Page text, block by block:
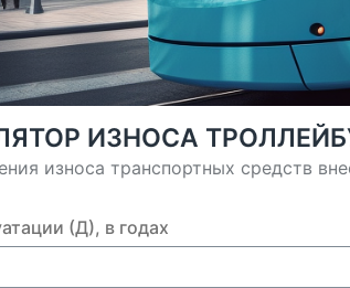
ИЗНОСА
износа транспортных средств
(Д), в годах